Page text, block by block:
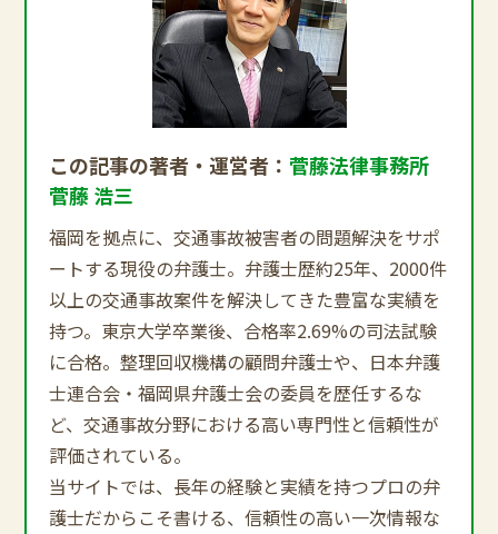
この記事の著者・運営者： 菅藤法律事務所
菅藤 浩三
福岡を拠点に、交通事故被害者の問題解決をサポ
ートする現役の弁護士。弁護士歴約25年、2000件
以上の交通事故案件を解決してきた豊富な実績を
持つ。東京大学卒業後、合格率2.69%の司法試験
に合格。整理回収機構の顧問弁護士や、日本弁護
士連合会・福岡県弁護士会の委員を歴任するな
ど、交通事故分野における高い専門性と信頼性が
評価されている。
当サイトでは、長年の経験と実績を持つプロの弁
護士だからこそ書ける、信頼性の高い一次情報な